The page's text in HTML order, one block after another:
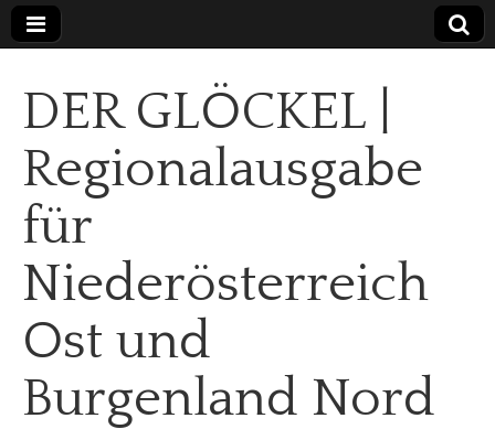
DER GLÖCKEL |
Regionalausgabe
für
Niederösterreich
Ost und
Burgenland Nord